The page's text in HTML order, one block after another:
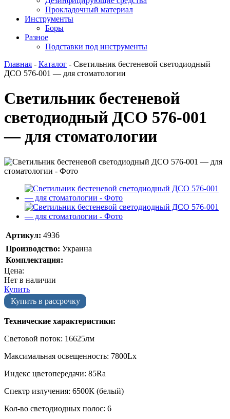
Прокладочный материал
Инструменты
Боры
Разное
Подставки под инструменты
Главная - Каталог - Светильник бестеневой светодиодный
ДСО 576-001 — для стоматологии
Светильник бестеневой
светодиодный ДСО 576-001
— для стоматологии
Артикул: 4936
Производство: Украина
Комплектация:
Цена:
Нет в наличии
Купить
Купить в рассрочку
Технические характеристики:
Световой поток: 16625лм
Максимальная освещенность: 7800Lx
Индекс цветопередачи: 85Ra
Спектр излучения: 6500К (белый)
Кол-во светодиодных полос: 6